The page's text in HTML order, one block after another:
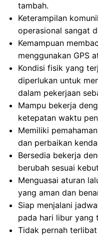
tambah.
Keterampilan
operasional sangat
Kemampuan
menggunakan GPS
Kondisi fisik yang
diperlukan untuk
dalam pekerjaan
Mampu bekerja
ketepatan waktu
Memiliki
dan perbaikan
Bersedia bekerja
berubah sesuai
Menguasai aturan
yang aman dan
Siap menjalani
pada hari libur yang
Tidak pernah